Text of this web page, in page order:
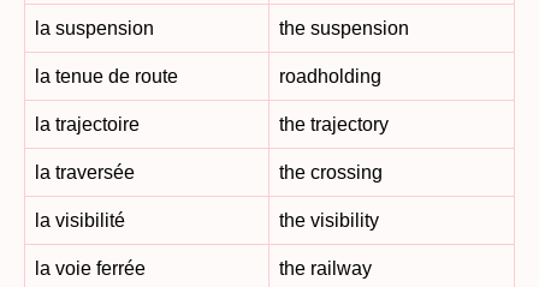
la suspension the suspension
la tenue de route roadholding
la trajectoire the trajectory
la traversée the crossing
la visibilité the visibility
la voie ferrée the railway